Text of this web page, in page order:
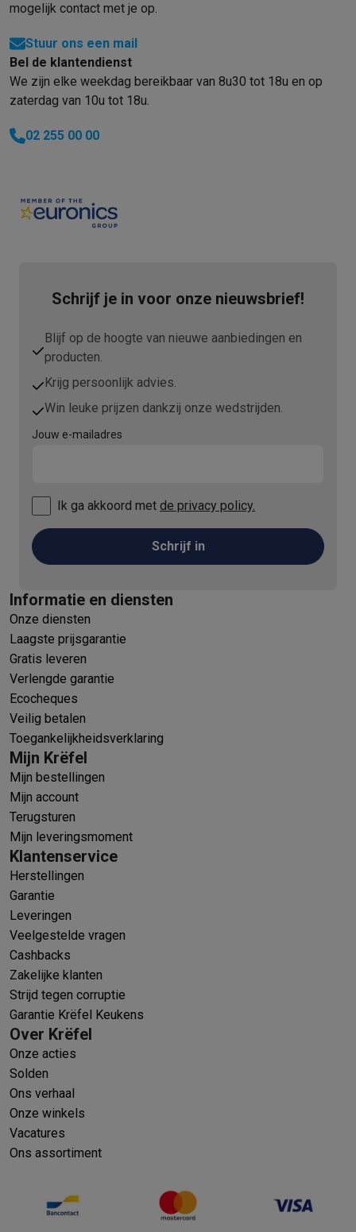
mogelijk contact met je op.
Stuur ons een mail
Bel de klantendienst
We zijn elke weekdag bereikbaar van 8u30 tot 18u en op
zaterdag van 10u tot 18u.
02 255 00 00
Schrijf je in voor onze nieuwsbrief!
Blijf op de hoogte van nieuwe aanbiedingen en
producten.
Krijg persoonlijk advies.
Win leuke prijzen dankzij onze wedstrijden.
Jouw e-mailadres
Ik ga akkoord met de privacy policy.
Schrijf in
Informatie en diensten
Onze diensten
Laagste prijsgarantie
Gratis leveren
Verlengde garantie
Ecocheques
Veilig betalen
Toegankelijkheidsverklaring
Mijn Krëfel
Mijn bestellingen
Mijn account
Terugsturen
Mijn leveringsmoment
Klantenservice
Herstellingen
Garantie
Leveringen
Veelgestelde vragen
Cashbacks
Zakelijke klanten
Strijd tegen corruptie
Garantie Krëfel Keukens
Over Krëfel
Onze acties
Solden
Ons verhaal
Onze winkels
Vacatures
Ons assortiment